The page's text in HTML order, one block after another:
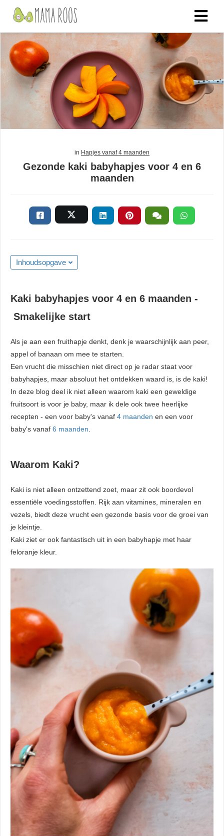
in Hapjes vanaf 4 maanden
Gezonde kaki babyhapjes voor 4 en 6
maanden
Inhoudsopgave
Kaki babyhapjes voor 4 en 6 maanden -
Smakelijke start
Als je aan een fruithapje denkt, denk je waarschijnlijk aan peer,
appel of banaan om mee te starten.
Een vrucht die misschien niet direct op je radar staat voor
babyhapjes, maar absoluut het ontdekken waard is, is de kaki!
In deze blog deel ik niet alleen waarom kaki een geweldige
fruitsoort is voor je baby, maar ik dele ook twee heerlijke
recepten - een voor baby's vanaf 4 maanden en een voor
baby's vanaf 6 maanden
Waarom Kaki?
Kaki is niet alleen ontzettend zoet, maar zit ook boordevol
essentiële voedingsstoffen. Rijk aan vitamines, mineralen en
vezels, biedt deze vrucht een gezonde basis voor de groei van
je kleintje.
Kaki ziet er ook fantastisch uit in een babyhapje met haar
feloranje kleur.